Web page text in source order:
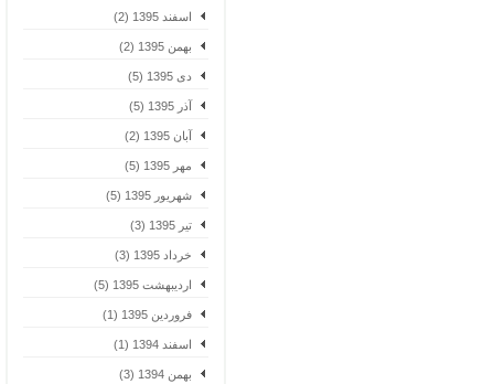
اسفند 1395 (2)
بهمن 1395 (2)
دی 1395 (5)
آذر 1395 (5)
آبان 1395 (2)
مهر 1395 (5)
شهریور 1395 (5)
تیر 1395 (3)
خرداد 1395 (3)
اردیبهشت 1395 (5)
فروردین 1395 (1)
اسفند 1394 (1)
بهمن 1394 (3)